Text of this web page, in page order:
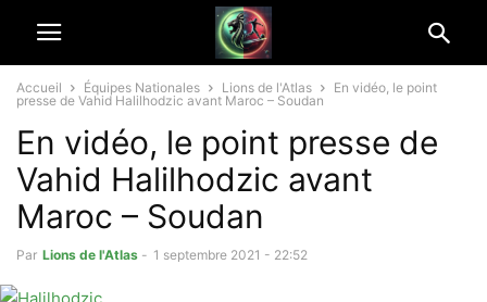
Accueil Équipes Nationales Lions de l'Atlas
En vidéo, le point
presse de Vahid Halilhodzic avant Maroc – Soudan
En vidéo, le point presse de
Vahid Halilhodzic avant
Maroc – Soudan
Par Lions de l'Atlas - 1 septembre 2021 - 22:52